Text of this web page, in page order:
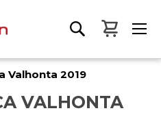
Mon
Valhonta 2019
VALHONTA